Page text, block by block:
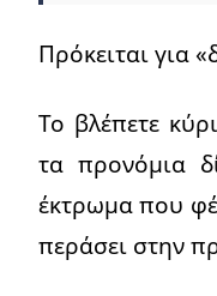
Πρόκειται για
Το βλέπετε
τα προνόμια
έκτρωμα που
περάσει στην